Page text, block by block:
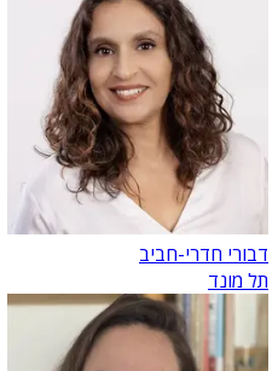
דבורי חדרי-חביב
תל מונד